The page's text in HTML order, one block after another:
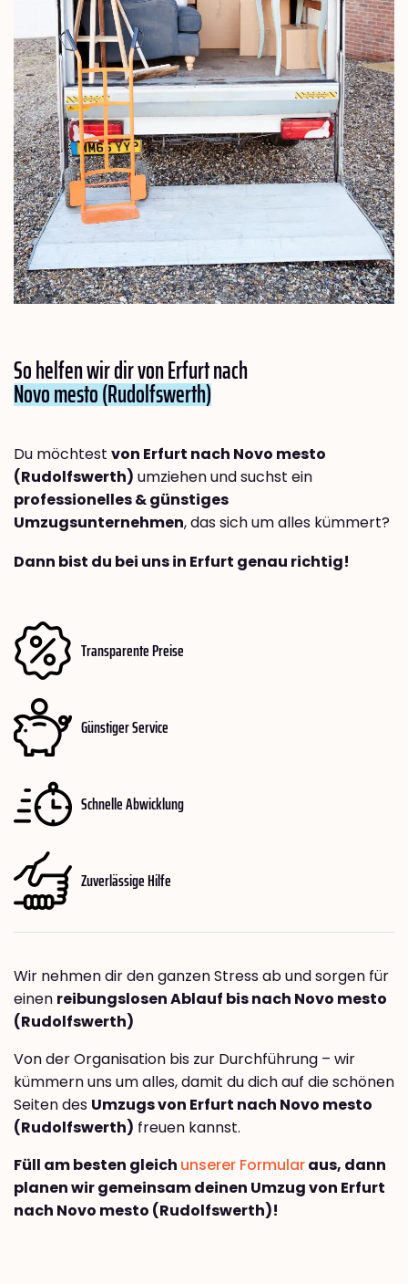
So helfen wir dir von Erfurt nach
Novo mesto (Rudolfswerth)
Du möchtest von Erfurt nach Novo mesto
(Rudolfswerth) umziehen und suchst ein
professionelles & günstiges
Umzugsunternehmen, das sich um alles kümmert?
Dann bist du bei uns in Erfurt genau richtig!
Transparente Preise
Günstiger Service
Schnelle Abwicklung
Zuverlässige Hilfe
Wir nehmen dir den ganzen Stress ab und sorgen für
einen reibungslosen Ablauf bis nach Novo mesto
(Rudolfswerth)
Von der Organisation bis zur Durchführung – wir
kümmern uns um alles, damit du dich auf die schönen
Seiten des Umzugs von Erfurt nach Novo mesto
(Rudolfswerth) freuen kannst.
Füll am besten gleich unserer Formularaus, dann
planen wir gemeinsam deinen Umzug von Erfurt
nach Novo mesto (Rudolfswerth)!